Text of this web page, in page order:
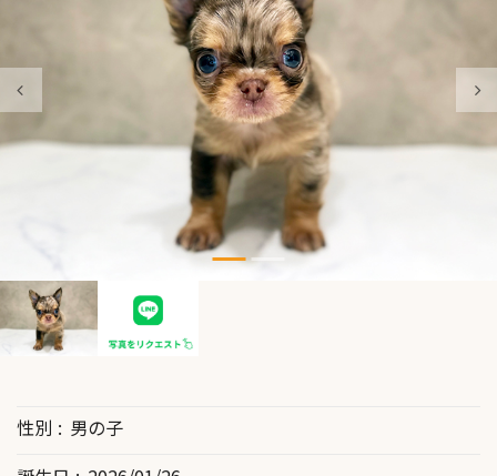
性別
男の子